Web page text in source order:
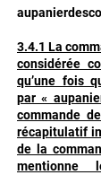
3.4.1 La
considérée
qu’une fois
par «
commande
récapitulatif
de la
mentionne